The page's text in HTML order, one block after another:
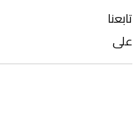
تابعنا
على